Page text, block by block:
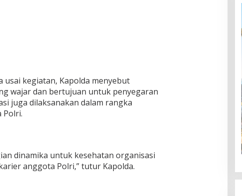
usai kegiatan, Kapolda menyebut
wajar dan bertujuan untuk penyegaran
juga dilaksanakan dalam rangka
Polri.
dinamika untuk kesehatan organisasi
anggota Polri,” tutur Kapolda.